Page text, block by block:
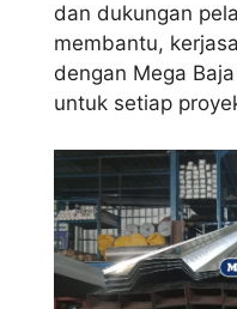
dan dukungan
membantu,
dengan Mega
untuk setiap